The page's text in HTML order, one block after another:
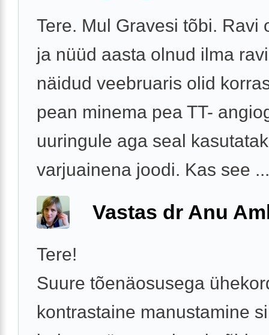
Tere. Mul Gravesi tõbi. Ravi
ja nüüd aasta olnud ilma
näidud veebruaris olid
pean minema pea TT-
uuringule aga seal
varjuainena joodi. Kas see ...
Vastas dr Anu
Tere!
Suure tõenäosusega
kontrastaine manustamine